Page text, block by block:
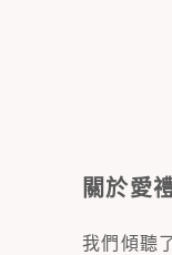
關於愛
我們傾聽